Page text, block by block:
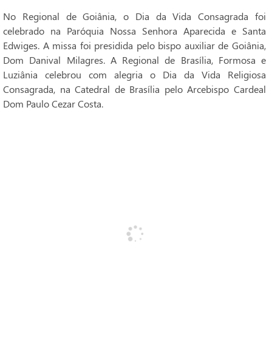
No Regional de Goiânia, o Dia da Vida Consagrada foi
celebrado na Paróquia Nossa Senhora Aparecida e Santa
Edwiges. A missa foi presidida pelo bispo auxiliar de Goiânia,
Dom Danival Milagres. A Regional de Brasília, Formosa e
Luziânia celebrou com alegria o Dia da Vida Religiosa
Consagrada, na Catedral de Brasília pelo Arcebispo Cardeal
Dom Paulo Cezar Costa.